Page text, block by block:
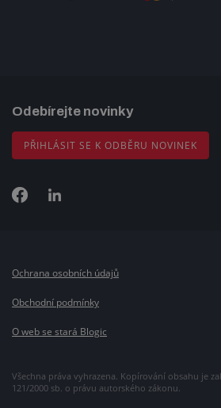
Odebírejte novinky
PŘIHLÁSIT SE K ODBĚRU NOVINEK
Všechna práva vyhrazena. Kopírování obsahu je
121/2000 sb. o právu autorského zákonu.
Ochrana osobních údajů
Obchodní podmínky
O web se stará Blogic